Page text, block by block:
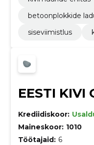
betoonplokkide
siseviimistlus
EESTI KIVI
Krediidiskoor:
Maineskoor: 1010
Töötajaid: 6